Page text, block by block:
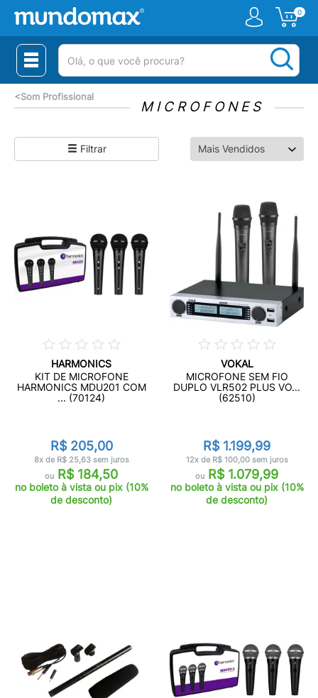
0
(pesquisar)
<Som Profissional
MICROFONES
Filtrar
HARMONICS
KIT DE MICROFONE
HARMONICS MDU201 COM
... (70124)
R$ 205,00
8x de R$ 25,63 sem juros
ou R$ 184,50
no boleto à vista ou pix (10%
de desconto)
VOKAL
MICROFONE SEM FIO
DUPLO VLR502 PLUS VO...
(62510)
R$ 1.199,99
12x de R$ 100,00 sem juros
ou R$ 1.079,99
no boleto à vista ou pix (10%
de desconto)